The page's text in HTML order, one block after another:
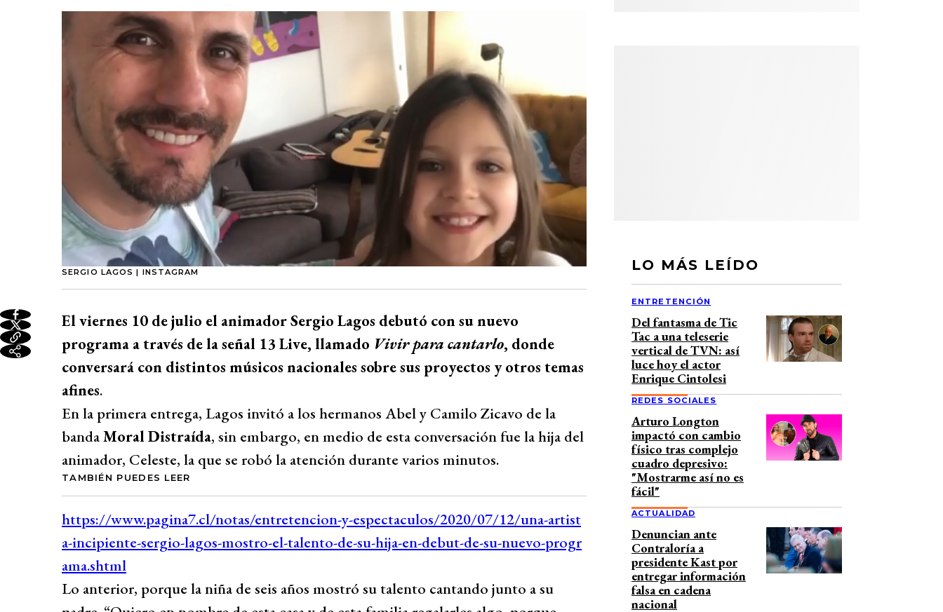
SERGIO LAGOS | INSTAGRAM
El viernes 10 de julio el animador Sergio Lagos debutó con su nuevo
programa a través de la señal 13 Live, llamado Vivir para cantarlo, donde
conversará con distintos músicos nacionales sobre sus proyectos y otros temas
afines.
En la primera entrega, Lagos invitó a los hermanos Abel y Camilo Zicavo de la
bandaMoral Distraída, sin embargo, en medio de esta conversación fue la hija del
animador, Celeste, la que se robó la atención durante varios minutos.
TAMBIÉN PUEDES LEER
Lo anterior, porque la niña de seis años mostró su talento cantando junto a su
LO MÁS LEÍDO
ENTRETENCIÓN
Del fantasma de Tic
Tac a una teleserie
vertical de TVN: así
luce hoy el actor
Enrique Cintolesi
REDES SOCIALES
Arturo Longton
impactó con cambio
físico tras complejo
cuadro depresivo:
"Mostrarme así no es
fácil"
ACTUALIDAD
Denuncian ante
Contraloría a
presidente Kast por
entregar información
falsa en cadena
nacional